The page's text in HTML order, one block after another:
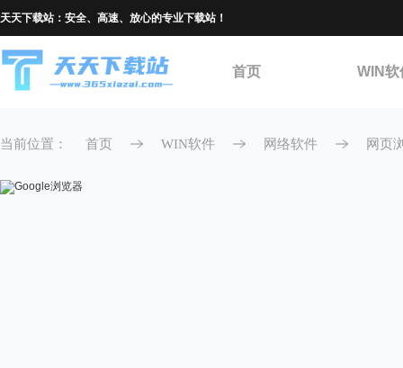
天天下载站：安全、高速、放心的专业下载站！
首页 WIN软
当前位置： 首页 WIN软件 网络软件 网页